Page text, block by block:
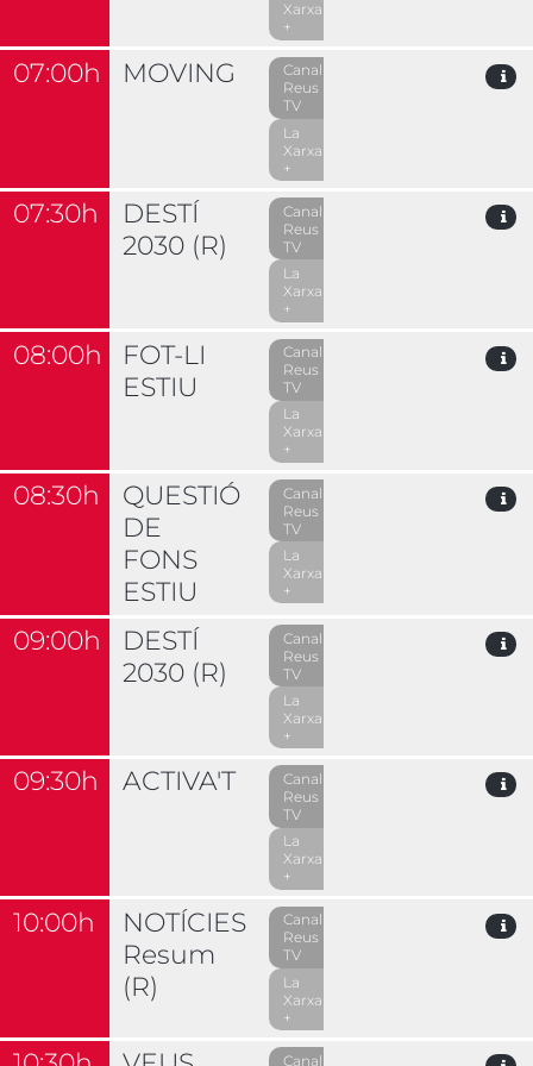
Xarxa
+
07:00h MOVING
Canal
Reus
TV
La
Xarxa
+
07:30h
DESTÍ
2030 (R)
Canal
Reus
TV
La
Xarxa
+
08:00h
FOT-LI
ESTIU
Canal
Reus
TV
La
Xarxa
+
08:30h
QUESTIÓ
DE
FONS
ESTIU
Canal
Reus
TV
La
Xarxa
+
09:00h
DESTÍ
2030 (R)
Canal
Reus
TV
La
Xarxa
+
09:30h ACTIVA'T
Canal
Reus
TV
La
Xarxa
+
10:00h
NOTÍCIES
Resum
(R)
Canal
Reus
TV
La
Xarxa
+
Canal